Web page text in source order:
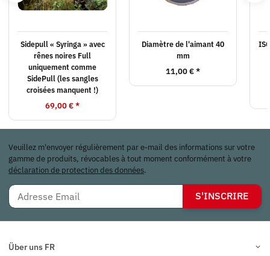
Sidepull « Syringa » avec
rênes noires Full
uniquement comme
SidePull (les sangles
croisées manquent !)
69,00 €*
Diamètre de l'aimant 40
mm
11,00 €*
Veuillez m'envoyer régulièrement par e-mail des informations sur votre
gamme de produits, révocables à tout moment conformément à votre
déclaration de protection des données.
S'INSCRIRE
Über uns FR